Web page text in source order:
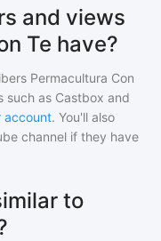
and views
Te have?
Permacultura Con
such as Castbox and
account. You'll also
channel if they have
to